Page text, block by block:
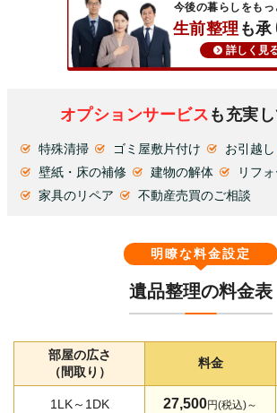
今後の暮らしをも
生前整理 も
詳しく見
オプションサービス も充実
特殊清掃 ゴミ屋敷片付け お引越し
壁紙・床の補修
建物の解体
リフ
家具のリペア
不動産売買のご相談
明瞭な料金設定
遺品整理の料金表
部屋の広さ
（間取り）
料金
1LK～1DK 27,500円(税込)～